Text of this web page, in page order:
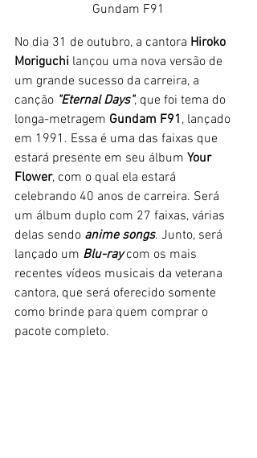
Gundam F91
No dia 31 de outubro, a cantora Hiroko
Moriguchi lançou uma nova versão de
um grande sucesso da carreira, a
canção "Eternal Days", que foi tema do
longa-metragem Gundam F91 , lançado
em 1991. Essa é uma das faixas que
estará presente em seu álbum Your
Flower, com o qual ela estará
celebrando 40 anos de carreira. Será
um álbum duplo com 27 faixas, várias
delas sendo anime songs. Junto, será
lançado um Blu-ray com os mais
recentes vídeos musicais da veterana
cantora, que será oferecido somente
como brinde para quem comprar o
pacote completo.